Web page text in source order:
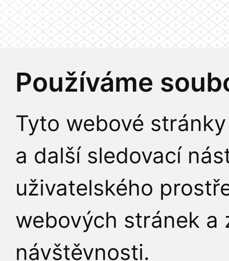
Používáme
Tyto webové
a další sledovací
uživatelského
webových stránek a
návštěvnosti.